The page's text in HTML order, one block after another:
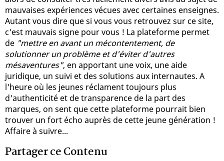
mauvaises expériences vécues avec certaines enseignes.
Autant vous dire que si vous vous retrouvez sur ce site,
c'est mauvais signe pour vous ! La plateforme permet
de "mettre en avant un mécontentement, de
solutionner un problème et d'éviter d'autres
mésaventures", en apportant une voix, une aide
juridique, un suivi et des solutions aux internautes. A
l'heure où les jeunes réclament toujours plus
d'authenticité et de transparence de la part des
marques, on sent que cette plateforme pourrait bien
trouver un fort écho auprès de cette jeune génération !
Affaire à suivre...
Partager ce Contenu